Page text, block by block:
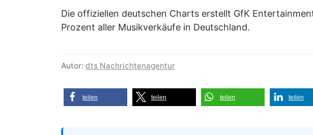
Die offiziellen deutschen Charts erstellt GfK
Prozent aller Musikverkäufe in Deutschland.
Autor: dts Nachrichtenagentur
teilen teilen teilen teilen